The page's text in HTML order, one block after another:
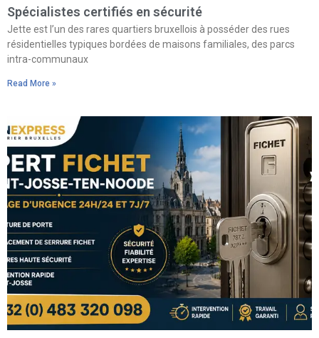
Spécialistes certifiés en sécurité
Jette est l’un des rares quartiers bruxellois à posséder des rues
résidentielles typiques bordées de maisons familiales, des parcs
intra-communaux
Read More »